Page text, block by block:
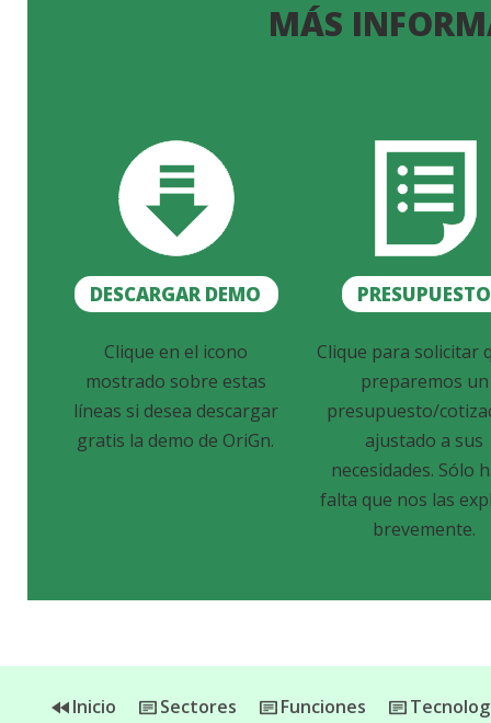
MÁS
DESCARGAR DEMO PRESUPUESTO
Clique en el icono
mostrado sobre estas
líneas si desea descargar
gratis la demo de OriGn.
Clique para solicitar
preparemos un
presupuesto/
ajustado a sus
necesidades. Sólo
falta que nos las
brevemente.
Inicio Sectores Funciones